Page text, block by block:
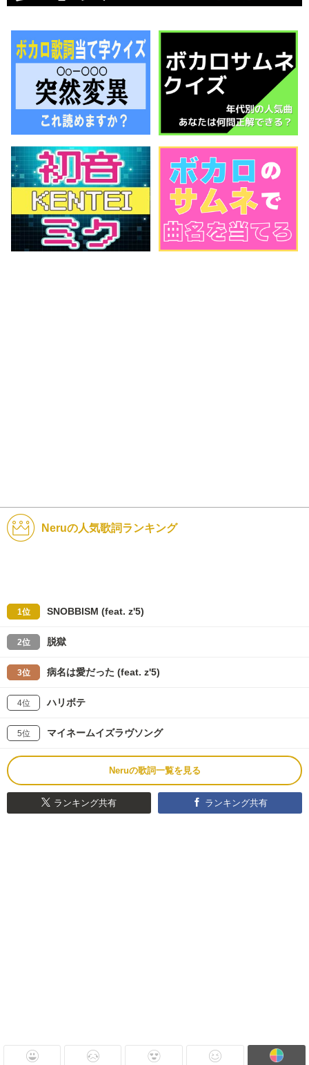
Neruの人気歌詞ランキング
1位 SNOBBISM (feat. z'5)
2位 脱獄
3位 病名は愛だった (feat. z'5)
4位 ハリボテ
5位 マイネームイズラヴソング
Neruの歌詞一覧を見る
ランキング共有 ランキング共有